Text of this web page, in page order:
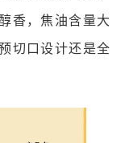
香，焦油含量大
切口设计还是全